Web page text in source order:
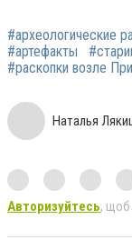
#археологические
#артефакты
#раскопки возле
Наталья
Авторизуйтесь, щоб